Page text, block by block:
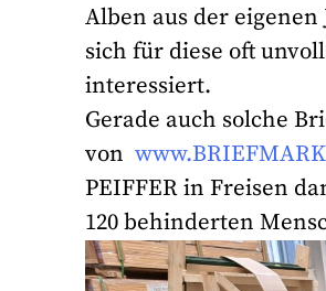
Alben aus der
sich für diese oft
interessiert.
Gerade auch solche
von
PEIFFER in Freisen
120 behinderten